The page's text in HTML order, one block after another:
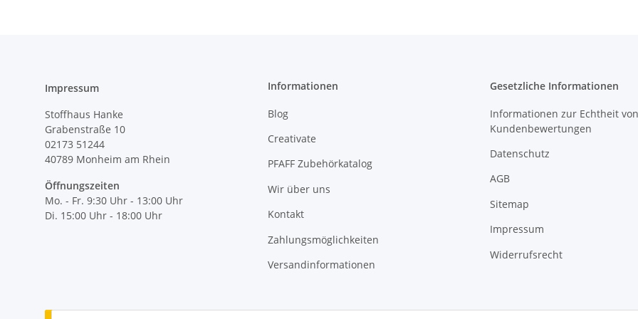
Impressum
Stoffhaus Hanke
Grabenstraße 10
02173 51244
40789 Monheim am Rhein
Öffnungszeiten
Mo. - Fr. 9:30 Uhr - 13:00 Uhr
Di. 15:00 Uhr - 18:00 Uhr
Informationen
Blog
Creativate
PFAFF Zubehörkatalog
Wir über uns
Kontakt
Zahlungsmöglichkeiten
Versandinformationen
Gesetzliche Informationen
Informationen zur Echtheit von
Kundenbewertungen
Datenschutz
AGB
Sitemap
Impressum
Widerrufsrecht